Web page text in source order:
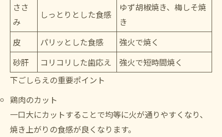
ささ
み
しっとりとした食感
ゆず胡椒焼き、梅しそ焼
き
皮
パリッとした食感
強火で焼く
砂肝
コリコリした歯応え
強火で短時間焼く
下ごしらえの重要ポイント
鶏肉のカット
一口大にカットすることで均等に火が通りやすくなり、
焼き上がりの食感が良くなります。